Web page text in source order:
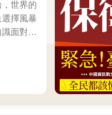
世界的
擇風暴
面對未